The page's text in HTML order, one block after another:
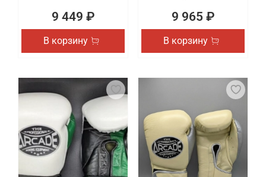
9 449 ₽
В корзину
9 965 ₽
В корзину